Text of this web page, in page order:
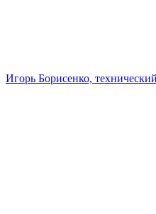
Игорь Борисенко,